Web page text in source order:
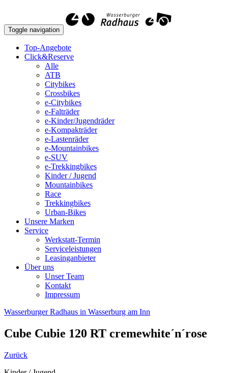
Toggle navigation
Top-Angebote
Click&Reserve
Alle
ATB
Citybikes
Crossbikes
e-Citybikes
e-Falträder
e-Kinder/Jugendräder
e-Kompakträder
e-Lastenräder
e-Mountainbikes
e-SUV
e-Trekkingbikes
Kinder / Jugend
Mountainbikes
Race
Trekkingbikes
Urban-Bikes
Unsere Marken
Service
Werkstatt-Termin
Serviceleistungen
Leasinganbieter
Über uns
Unser Team
Kontakt
Impressum
Wasserburger Radhaus in Wasserburg am Inn
Cube Cubie 120 RT cremewhite´n´rose
Zurück